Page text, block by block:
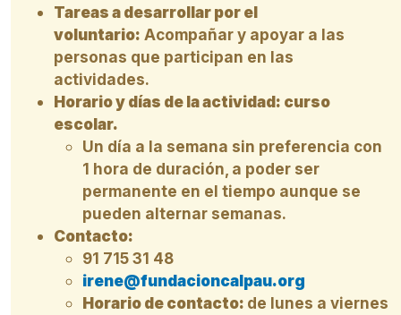
Tareas a desarrollar por el
voluntario: Acompañar y apoyar a las
personas que participan en las
actividades.
Horario y días de la actividad: curso
escolar.
Un día a la semana sin preferencia con
1 hora de duración, a poder ser
permanente en el tiempo aunque se
pueden alternar semanas.
Contacto:
91 715 31 48
irene@fundacioncalpau.org
Horario de contacto: de lunes a viernes